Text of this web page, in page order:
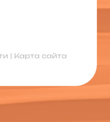
| Карта сайта